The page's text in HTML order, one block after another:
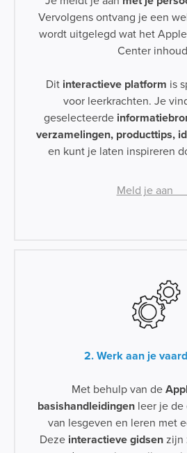
Vervolgens ontvang je een
wordt uitgelegd wat het
Center
Dit interactieve platform is
voor leerkrachten. Je
geselecteerde
verzamelingen, producttips,
en kunt je laten inspireren
Meld je aan
2. Werk aan je
Met behulp van de
basishandleidingen leer je
van lesgeven en leren met
Deze interactieve gidsenzijn